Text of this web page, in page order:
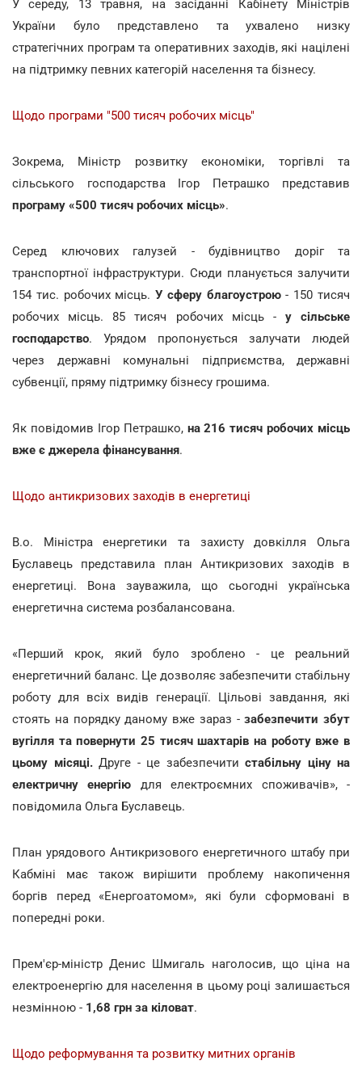
У середу, 13 травня, на засіданні Кабінету Міністрів
України було представлено та ухвалено низку
стратегічних програм та оперативних заходів, які націлені
на підтримку певних категорій населення та бізнесу.
Щодо програми "500 тисяч робочих місць"
Зокрема, Міністр розвитку економіки, торгівлі та
сільського господарства Ігор Петрашко представив
програму «500 тисяч робочих місць».
Серед ключових галузей - будівництво доріг та
транспортної інфраструктури. Сюди планується залучити
154 тис. робочих місць.У сферу благоустрою- 150 тисяч
робочих місць. 85 тисяч робочих місць - у сільське
господарство. Урядом пропонується залучати людей
через державні комунальні підприємства, державні
субвенції, пряму підтримку бізнесу грошима.
Як повідомив Ігор Петрашко, на 216 тисяч робочих місць
вже є джерела фінансування.
Щодо антикризових заходів в енергетиці
В.о. Міністра енергетики та захисту довкілля Ольга
Буславець представила план Антикризових заходів в
енергетиці. Вона зауважила, що сьогодні українська
енергетична система розбалансована.
«Перший крок, який було зроблено - це реальний
енергетичний баланс. Це дозволяє забезпечити стабільну
роботу для всіх видів генерації. Цільові завдання, які
стоять на порядку даному вже зараз -забезпечити збут
вугілля та повернути 25 тисяч шахтарів на роботу вже в
цьому місяці.Друге - це забезпечити стабільну ціну на
електричну енергію для електроємних споживачів», -
повідомила Ольга Буславець.
План урядового Антикризового енергетичного штабу при
Кабміні має також вирішити проблему накопичення
боргів перед «Енергоатомом», які були сформовані в
попередні роки.
Прем'єр-міністр Денис Шмигаль наголосив, що ціна на
електроенергію для населення в цьому році залишається
незмінною - 1,68 грн за кіловат.
Щодо реформування та розвитку митних органів